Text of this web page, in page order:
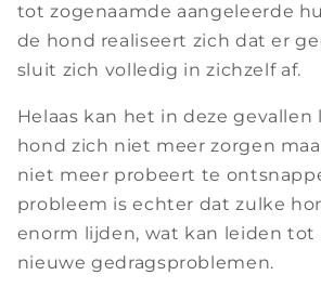
tot zogenaamde aangeleerde
de hond realiseert zich dat er
sluit zich volledig in zichzelf af.
Helaas kan het in deze gevallen
hond zich niet meer zorgen
niet meer probeert te
probleem is echter dat zulke
enorm lijden, wat kan leiden tot
nieuwe gedragsproblemen.